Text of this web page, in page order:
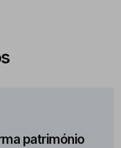
património